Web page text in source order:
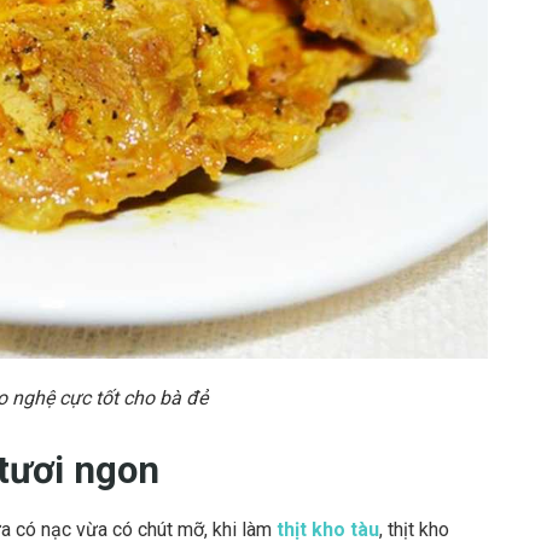
nghệ cực tốt cho bà đẻ
ngon
có nạc vừa có chút mỡ, khi làmthịt kho tàu, thịt kho